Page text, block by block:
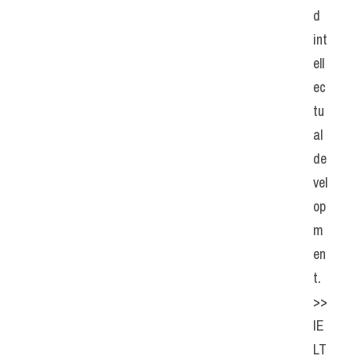
d
int
ell
ec
tu
al
de
vel
op
m
en
t.
>>
IE
LT